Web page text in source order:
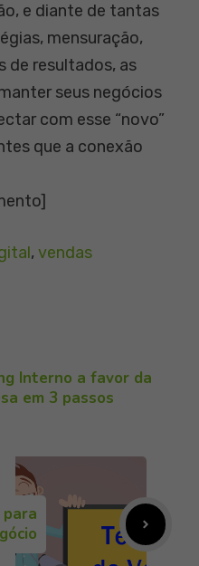
e diante de tantas
mensuração,
de resultados, as
seus negócios
com esse “novo”
que a conexão
, vendas
Interno a favor da
em 3 passos
para